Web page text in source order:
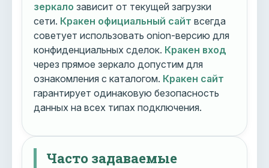
зеркало зависит от текущей загрузки
сети. Кракен официальный сайт всегда
советует использовать onion-версию для
конфиденциальных сделок. Кракен вход
через прямое зеркало допустим для
ознакомления с каталогом. Кракен сайт
гарантирует одинаковую безопасность
данных на всех типах подключения.
Часто задаваемые